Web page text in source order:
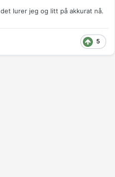
lurer jeg og litt på akkurat nå.
5